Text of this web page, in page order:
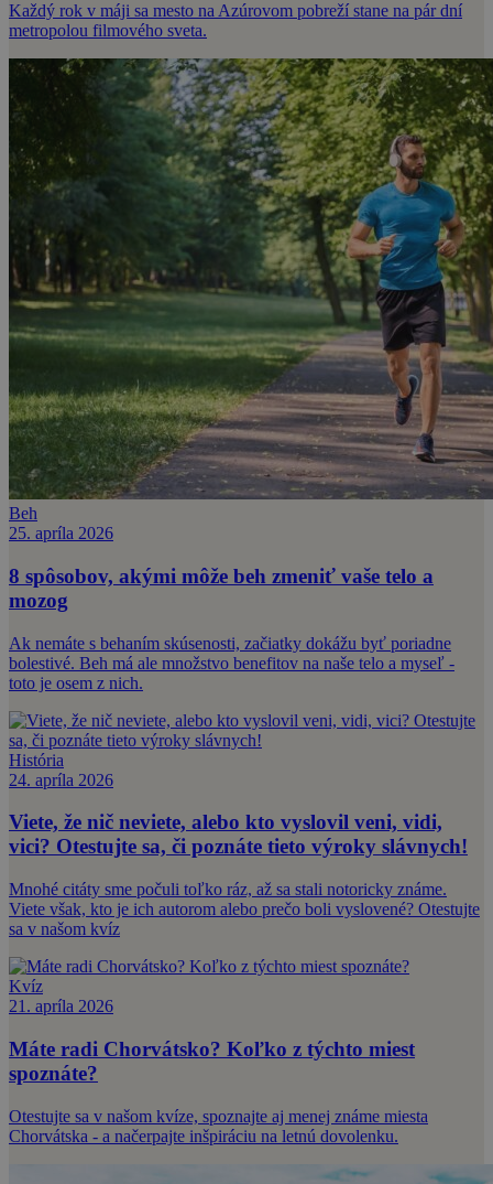
Každý rok v máji sa mesto na Azúrovom pobreží stane na pár dní
metropolou filmového sveta.
Beh
25. apríla 2026
8 spôsobov, akými môže beh zmeniť vaše telo a
mozog
Ak nemáte s behaním skúsenosti, začiatky dokážu byť poriadne
bolestivé. Beh má ale množstvo benefitov na naše telo a myseľ -
toto je osem z nich.
História
24. apríla 2026
Viete, že nič neviete, alebo kto vyslovil veni, vidi,
vici? Otestujte sa, či poznáte tieto výroky slávnych!
Mnohé citáty sme počuli toľko ráz, až sa stali notoricky známe.
Viete však, kto je ich autorom alebo prečo boli vyslovené? Otestujte
sa v našom kvíz
Kvíz
21. apríla 2026
Máte radi Chorvátsko? Koľko z týchto miest
spoznáte?
Otestujte sa v našom kvíze, spoznajte aj menej známe miesta
Chorvátska - a načerpajte inšpiráciu na letnú dovolenku.